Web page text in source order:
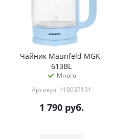
Чайник Maunfeld MGK-
613BL
Много
Артикул: 110037131
1 790руб.